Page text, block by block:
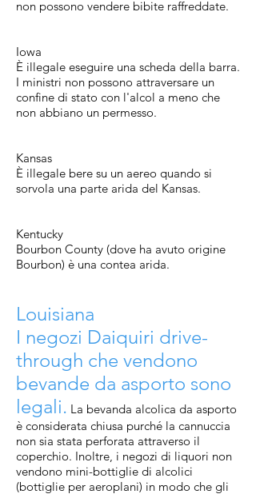
non possono vendere bibite raffreddate.
Iowa
È illegale eseguire una scheda della barra.
I ministri non possono attraversare un
confine di stato con l'alcol a meno che
non abbiano un permesso.
Kansas
È illegale bere su un aereo quando si
sorvola una parte arida del Kansas.
Kentucky
Bourbon County (dove ha avuto origine
Bourbon) è una contea arida.
Louisiana
I negozi Daiquiri drive-
through che vendono
bevande da asporto sono
legali. La bevanda alcolica da asporto
è considerata chiusa purché la cannuccia
non sia stata perforata attraverso il
coperchio. Inoltre, i negozi di liquori non
vendono mini-bottiglie di alcolici
(bottiglie per aeroplani) in modo che gli